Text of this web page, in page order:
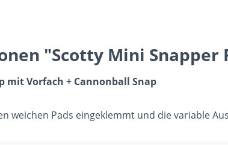
"Scotty Mini Snapper
mit Vorfach + Cannonball Snap
weichen Pads eingeklemmt und die variable